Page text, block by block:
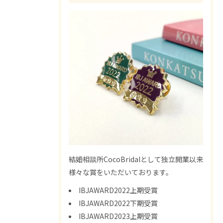
結婚相談所CocoBridalとして独立開業以来
様々な賞をいただいております。
IBJAWARD2022上期受賞
IBJAWARD2022下期受賞
IBJAWARD2023上期受賞